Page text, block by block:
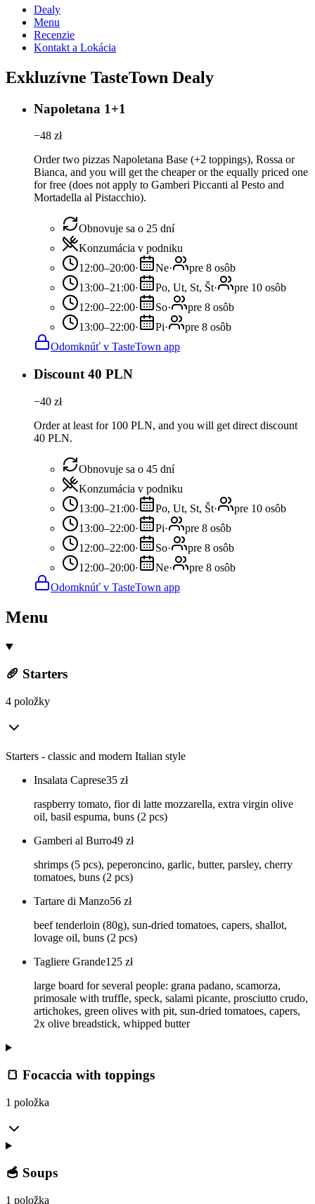
Dealy
Menu
Recenzie
Kontakt a Lokácia
Exkluzívne TasteTown Dealy
Napoletana 1+1
−48 zł
Order two pizzas Napoletana Base (+2 toppings), Rossa or
Bianca, and you will get the cheaper or the equally priced one
for free (does not apply to Gamberi Piccanti al Pesto and
Mortadella al Pistacchio).
Obnovuje sa o 25 dní
Konzumácia v podniku
12:00–20:00· Ne·
pre 8 osôb
13:00–21:00· Po, Ut, St, Št·
pre 10 osôb
12:00–22:00· So·
pre 8 osôb
13:00–22:00· Pi·
pre 8 osôb
Odomknúť v TasteTown app
Discount 40 PLN
−40 zł
Order at least for 100 PLN, and you will get direct discount
40 PLN.
Obnovuje sa o 45 dní
Konzumácia v podniku
13:00–21:00· Po, Ut, St, Št·
pre 10 osôb
13:00–22:00· Pi·
pre 8 osôb
12:00–22:00· So·
pre 8 osôb
12:00–20:00· Ne·
pre 8 osôb
Odomknúť v TasteTown app
Menu
🥖 Starters
4 položky
Starters - classic and modern Italian style
Insalata Caprese35 zł
raspberry tomato, fior di latte mozzarella, extra virgin olive
oil, basil espuma, buns (2 pcs)
Gamberi al Burro49 zł
shrimps (5 pcs), peperoncino, garlic, butter, parsley, cherry
tomatoes, buns (2 pcs)
Tartare di Manzo56 zł
beef tenderloin (80g), sun-dried tomatoes, capers, shallot,
lovage oil, buns (2 pcs)
Tagliere Grande125 zł
large board for several people: grana padano, scamorza,
primosale with truffle, speck, salami picante, prosciutto crudo,
artichokes, green olives with pit, sun-dried tomatoes, capers,
2x olive breadstick, whipped butter
🍞 Focaccia with toppings
1 položka
🥣 Soups
1 položka